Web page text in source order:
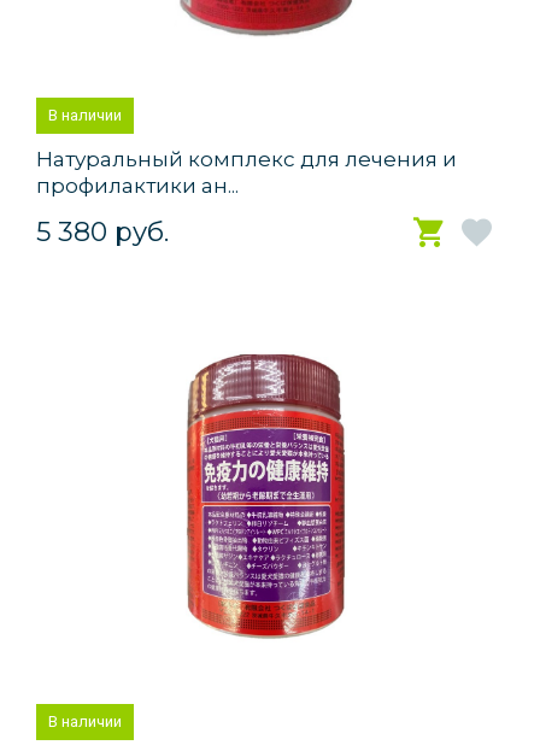
В наличии
Натуральный комплекс для лечения и
профилактики ан...
5 380 руб.
В наличии